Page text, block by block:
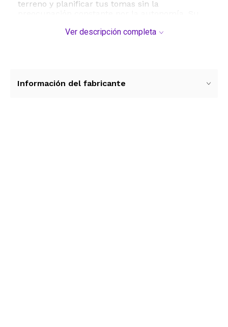
terreno y planificar tus tomas sin la
incluida facilitan llevarlo a cualquier aventura.
automático a casa en caso de batería baja,
Ver descripción completa
Información del fabricante